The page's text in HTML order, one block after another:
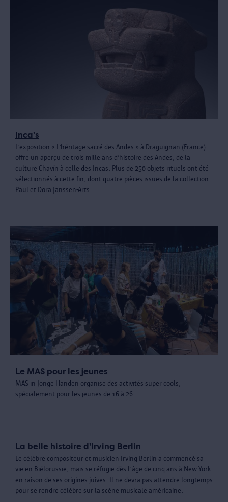
Inca's
L’exposition « L’héritage sacré des Andes » à Draguignan (France)
offre un aperçu de trois mille ans d’histoire des Andes, de la
culture Chavín à celle des Incas. Plus de 250 objets rituels ont été
sélectionnés à cette fin, dont quatre pièces issues de la collection
Paul et Dora Janssen-Arts.
Le MAS pour les jeunes
MAS in Jonge Handen organise des activités super cools,
spécialement pour les jeunes de 16 à 26.
La belle histoire d'Irving Berlin
Le célèbre compositeur et musicien Irving Berlin a commencé sa
vie en Biélorussie, mais se réfugie dès l’âge de cinq ans à New York
en raison de ses origines juives. Il ne devra pas attendre longtemps
pour se rendre célèbre sur la scène musicale américaine.